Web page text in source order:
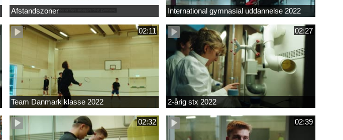
Afstandszoner International gymnasial uddannelse 2022
02:11
Team Danmark klasse 2022
02:27
2-årig stx 2022
02:32 02:39